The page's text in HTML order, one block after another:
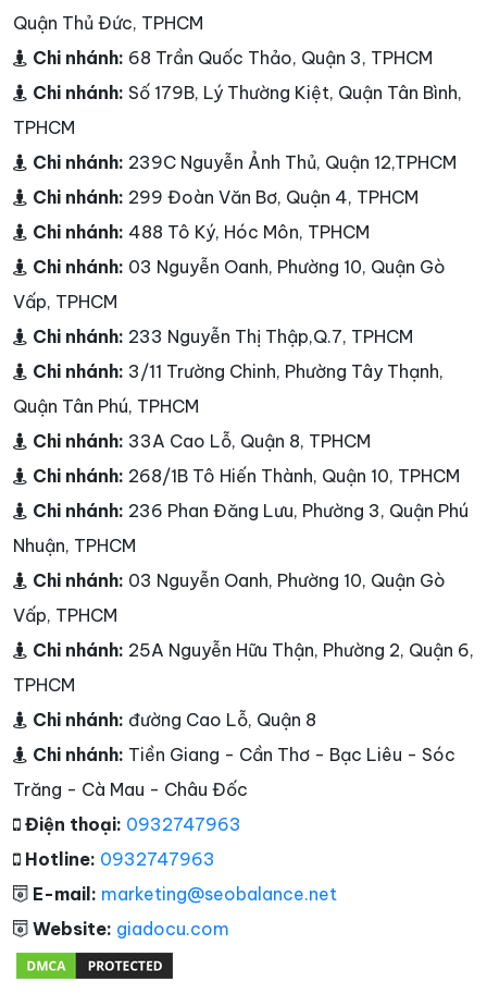
Quận Thủ Đức, TPHCM
Chi nhánh: 68 Trần Quốc Thảo, Quận 3, TPHCM
Chi nhánh: Số 179B, Lý Thường Kiệt, Quận Tân Bình,
TPHCM
Chi nhánh: 239C Nguyễn Ảnh Thủ, Quận 12,TPHCM
Chi nhánh: 299 Đoàn Văn Bơ, Quận 4, TPHCM
Chi nhánh: 488 Tô Ký, Hóc Môn, TPHCM
Chi nhánh: 03 Nguyễn Oanh, Phường 10, Quận Gò
Vấp, TPHCM
Chi nhánh: 233 Nguyễn Thị Thập,Q.7, TPHCM
Chi nhánh: 3/11 Trường Chinh, Phường Tây Thạnh,
Quận Tân Phú, TPHCM
Chi nhánh: 33A Cao Lỗ, Quận 8, TPHCM
Chi nhánh: 268/1B Tô Hiến Thành, Quận 10, TPHCM
Chi nhánh: 236 Phan Đăng Lưu, Phường 3, Quận Phú
Nhuận, TPHCM
Chi nhánh: 03 Nguyễn Oanh, Phường 10, Quận Gò
Vấp, TPHCM
Chi nhánh: 25A Nguyễn Hữu Thận, Phường 2, Quận 6,
TPHCM
Chi nhánh: đường Cao Lỗ, Quận 8
Chi nhánh: Tiền Giang - Cần Thơ - Bạc Liêu - Sóc
Trăng - Cà Mau - Châu Đốc
Điện thoại: 0932747963
Hotline: 0932747963
E-mail: marketing@seobalance.net
Website: giadocu.com